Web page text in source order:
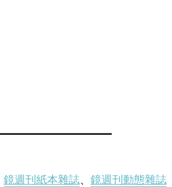
鏡週刊紙本雜誌、 鏡週刊動態雜誌